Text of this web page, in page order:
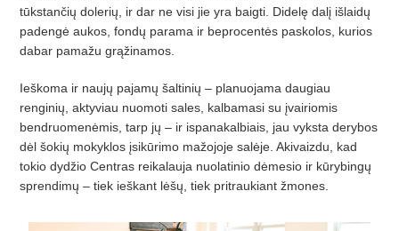
tūkstančių dolerių, ir dar ne visi jie yra baigti. Didelę dalį išlaidų
padengė aukos, fondų parama ir beprocentės paskolos, kurios
dabar pamažu grąžinamos.
Ieškoma ir naujų pajamų šaltinių – planuojama daugiau
renginių, aktyviau nuomoti sales, kalbamasi su įvairiomis
bendruomenėmis, tarp jų – ir ispanakalbiais, jau vyksta derybos
dėl šokių mokyklos įsikūrimo mažojoje salėje. Akivaizdu, kad
tokio dydžio Centras reikalauja nuolatinio dėmesio ir kūrybingų
sprendimų – tiek ieškant lėšų, tiek pritraukiant žmones.